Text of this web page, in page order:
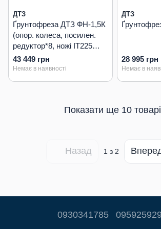
ДТЗ
Ґрунтофреза ДТЗ ФН-1,5К
(опор. колеса, посилен.
редуктор*8, ножі IT225
18/18)
43 449 грн
Немає в наявності
ДТЗ
28 995 грн
Немає в
Показати ще 10
Назад 1 з 2
0930341785